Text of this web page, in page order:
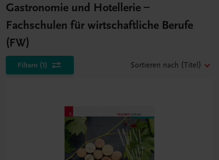
Gastronomie und Hotellerie –
Fachschulen für wirtschaftliche Berufe
(FW)
Filtern (1) Sortieren nach (Titel)